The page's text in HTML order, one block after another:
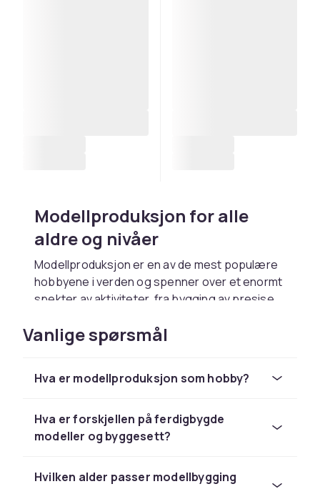
Modellproduksjon for alle
aldre og nivåer
Modellproduksjon er en av de mest populære
hobbyene i verden og spenner over et enormt
spekter av aktiviteter, fra bygging av presise
og raketter. Felles for alle er gleden ved å
skape noe med egne hender, det nøyaktige
tilfredsstillelsen av å se et ferdig produkt. Hos
modellproduksjon.
Modelljernbane og modelltog
Modelljernbaner er en av de eldste og mest
Vanlige spørsmål
Hva er modellproduksjon som hobby?
Hva er forskjellen på ferdigbygde
modeller og byggesett?
Hvilken alder passer modellbygging